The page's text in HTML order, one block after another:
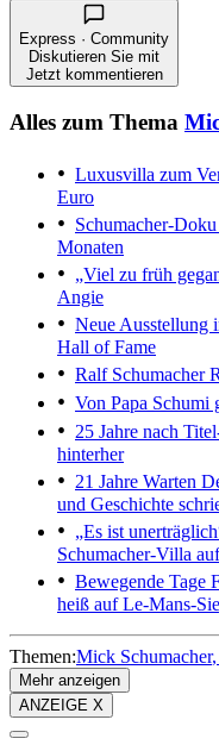
Express · Community
Diskutieren Sie mit
Jetzt kommentieren
Alles zum Thema
Luxusvilla zum
Euro
Schumacher-
Monaten
„Viel zu früh
Angie
Neue Ausstellung
Hall of Fame
Ralf Schumacher
Von Papa Schumi
25 Jahre nach
hinterher
21 Jahre Warten
und Geschichte
„Es ist
Schumacher-Villa
Bewegende Tage
heiß auf Le-Mans-
Themen:Mick Schumacher
Mehr anzeigen
ANZEIGE X